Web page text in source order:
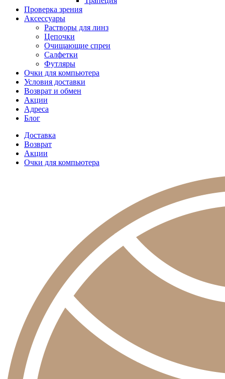
Проверка зрения
Аксессуары
Растворы для линз
Цепочки
Очищающие спреи
Салфетки
Футляры
Очки для компьютера
Условия доставки
Возврат и обмен
Акции
Адреса
Блог
Доставка
Возврат
Акции
Очки для компьютера